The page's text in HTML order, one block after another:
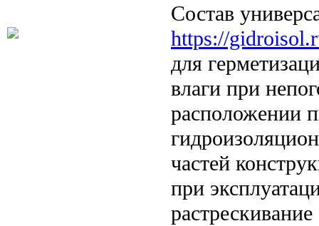
Состав
https://
для
влаги при
расположении
частей
при